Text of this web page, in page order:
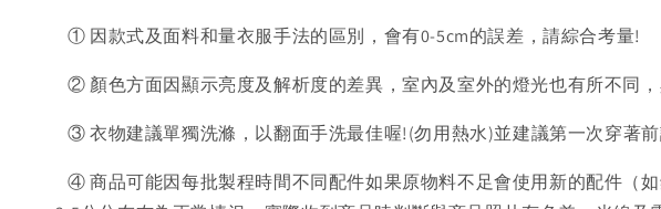
① 因款式及面料和量衣服手法的區別，會有0-5cm的誤差，請綜合考量!
② 顏色方面因顯示亮度及解析度的差異，室內及室外的燈光也有所不同
③ 衣物建議單獨洗滌，以翻面手洗最佳喔!(勿用熱水)並建議第一次穿著
④ 商品可能因每批製程時間不同配件如果原物料不足會使用新的配件（